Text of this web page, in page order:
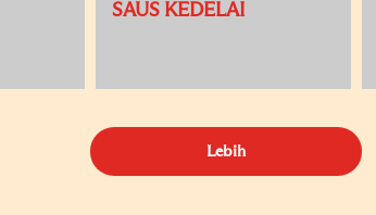
SAUS KEDELAI
Lebih